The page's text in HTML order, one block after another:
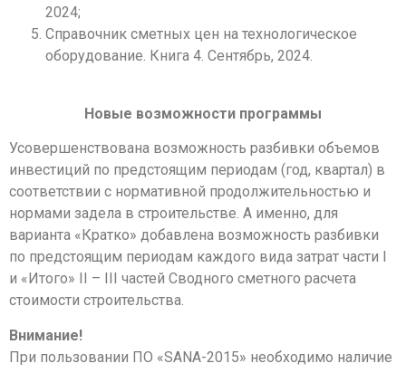
2024;
Cправочник сметных цен на технологическое
оборудование. Книга 4. Сентябрь, 2024.
Новые возможности программы
Усовершенствована возможность разбивки объемов
инвестиций по предстоящим периодам (год, квартал) в
соответствии с нормативной продолжительностью и
нормами задела в строительстве. А именно, для
варианта «Кратко» добавлена возможность разбивки
по предстоящим периодам каждого вида затрат части I
и «Итого» II – III частей Сводного сметного расчета
стоимости строительства.
Внимание!
При пользовании ПО «SANA-2015» необходимо наличие